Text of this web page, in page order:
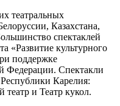
театральных
Казахстана,
спектаклей
«Развитие культурного
поддержке
Федерации. Спектакли
Карелия:
и Театр кукол.